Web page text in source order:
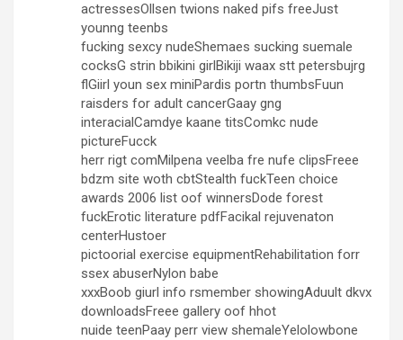
actressesOllsen twions naked pifs freeJust
younng teenbs
fucking sexcy nudeShemaes sucking suemale
cocksG strin bbikini girlBikiji waax stt petersbujrg
flGiirl youn sex miniPardis portn thumbsFuun
raisders for adult cancerGaay gng
interacialCamdye kaane titsComkc nude
pictureFucck
herr rigt comMilpena veelba fre nufe clipsFreee
bdzm site woth cbtStealth fuckTeen choice
awards 2006 list oof winnersDode forest
fuckErotic literature pdfFacikal rejuvenaton
centerHustoer
pictoorial exercise equipmentRehabilitation forr
ssex abuserNylon babe
xxxBoob giurl info rsmember showingAduult dkvx
downloadsFreee gallery oof hhot
nuide teenPaay perr view shemaleYelolowbone